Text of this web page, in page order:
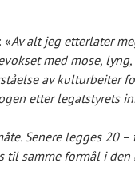
«Av alt jeg etterlater
med mose,
av kulturbeiter
etter
Senere legges
samme formål i